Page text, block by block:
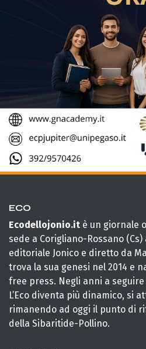
ECO
Ecodellojonio.it è un giornale
sede a Corigliano-Rossano
editoriale Jonico e diretto da
trova la sua genesi nel 2014 e
free press. Negli anni a
L’Eco diventa più dinamico, si
rimanendo ad oggi il punto di
della Sibaritide-Pollino.